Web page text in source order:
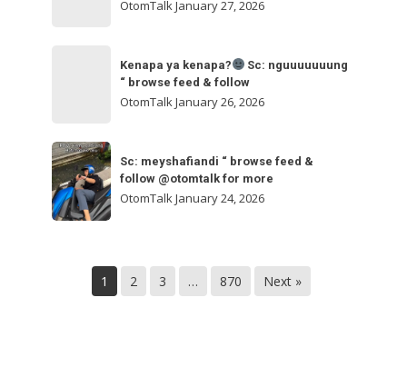
follow
@otomtalk
OtomTalk January 27, 2026
Sc:
nguuuuuuung
“
browse
follow
Kenapa ya kenapa?
Sc: nguuuuuuung
“ browse feed & follow
OtomTalkJanuary 26, 2026
Sc:
meyshafiandi
“
browse
Sc: meyshafiandi “ browse feed &
follow @otomtalk for more
OtomTalkJanuary 24, 2026
1 2 3 … 870 Next »